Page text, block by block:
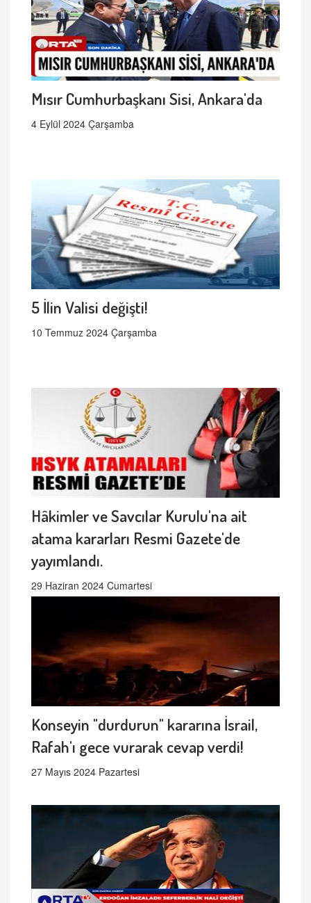
Mısır Cumhurbaşkanı Sisi, Ankara'da
4 Eylül 2024 Çarşamba
5 İlin Valisi değişti!
10 Temmuz 2024 Çarşamba
Hâkimler ve Savcılar Kurulu'na ait
atama kararları Resmi Gazete'de
yayımlandı.
29 Haziran 2024 Cumartesi
Konseyin "durdurun" kararına İsrail,
Rafah'ı gece vurarak cevap verdi!
27 Mayıs 2024 Pazartesi